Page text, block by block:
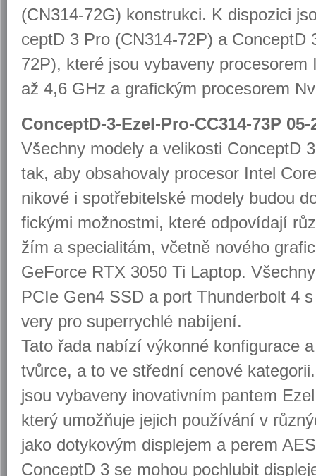
(CN314-72G) kon­struk­ci. K dis­po­zi­ci
ceptD 3 Pro (CN314-72P) a Con­ceptD
72P), které jsou vy­ba­ve­ny pro­ce­so­rem
až 4,6 GHz a gra­fic­kým pro­ce­so­rem
ConceptD-3-Ezel-Pro-CC314-73P 05-
Všech­ny mo­de­ly a ve­li­kos­ti Con­ceptD
tak, aby ob­sa­ho­va­ly pro­ce­sor Intel
ni­ko­vé i spo­tře­bi­tel­ské mo­de­ly budou
fic­ký­mi mož­nost­mi, které od­po­ví­da­jí
žím a spe­ci­a­li­tám, včet­ně no­vé­ho
Ge­For­ce RTX 3050 Ti Laptop.
PCIe Gen4 SSD a port Thun­der­bolt 4
ve­ry pro su­per­rych­lé na­bí­je­ní.
Tato řada na­bí­zí vý­kon­né kon­fi­gu­ra­ce
tvůr­ce, a to ve střed­ní ce­no­vé
jsou vy­ba­ve­ny ino­va­tiv­ním pan­tem
který umožňuje je­jich po­u­ží­vá­ní v
jako do­ty­ko­vým dis­ple­jem a perem
Con­ceptD 3 se mohou pochlu­bit